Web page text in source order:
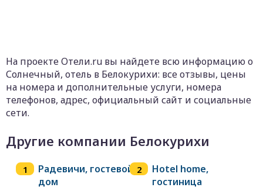
На проекте Отели.ru вы найдете всю информацию о
Солнечный, отель в Белокурихи: все отзывы, цены
на номера и дополнительные услуги, номера
телефонов, адрес, официальный сайт и социальные
сети.
Другие компании Белокурихи
Радевичи, гостевой
дом
Hotel home,
гостиница